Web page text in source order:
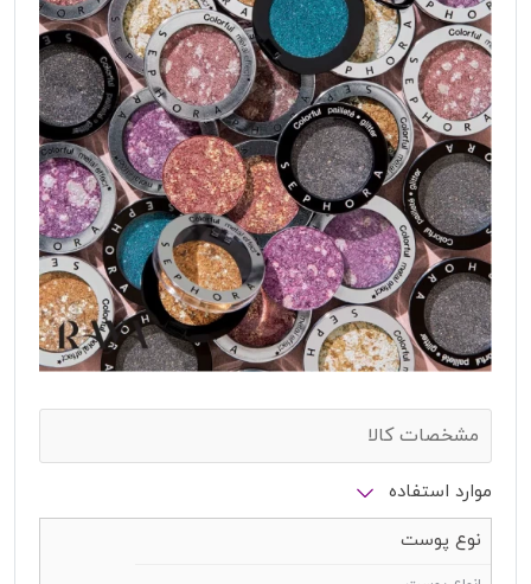
مشخصات کالا
موارد استفاده
نوع پوست